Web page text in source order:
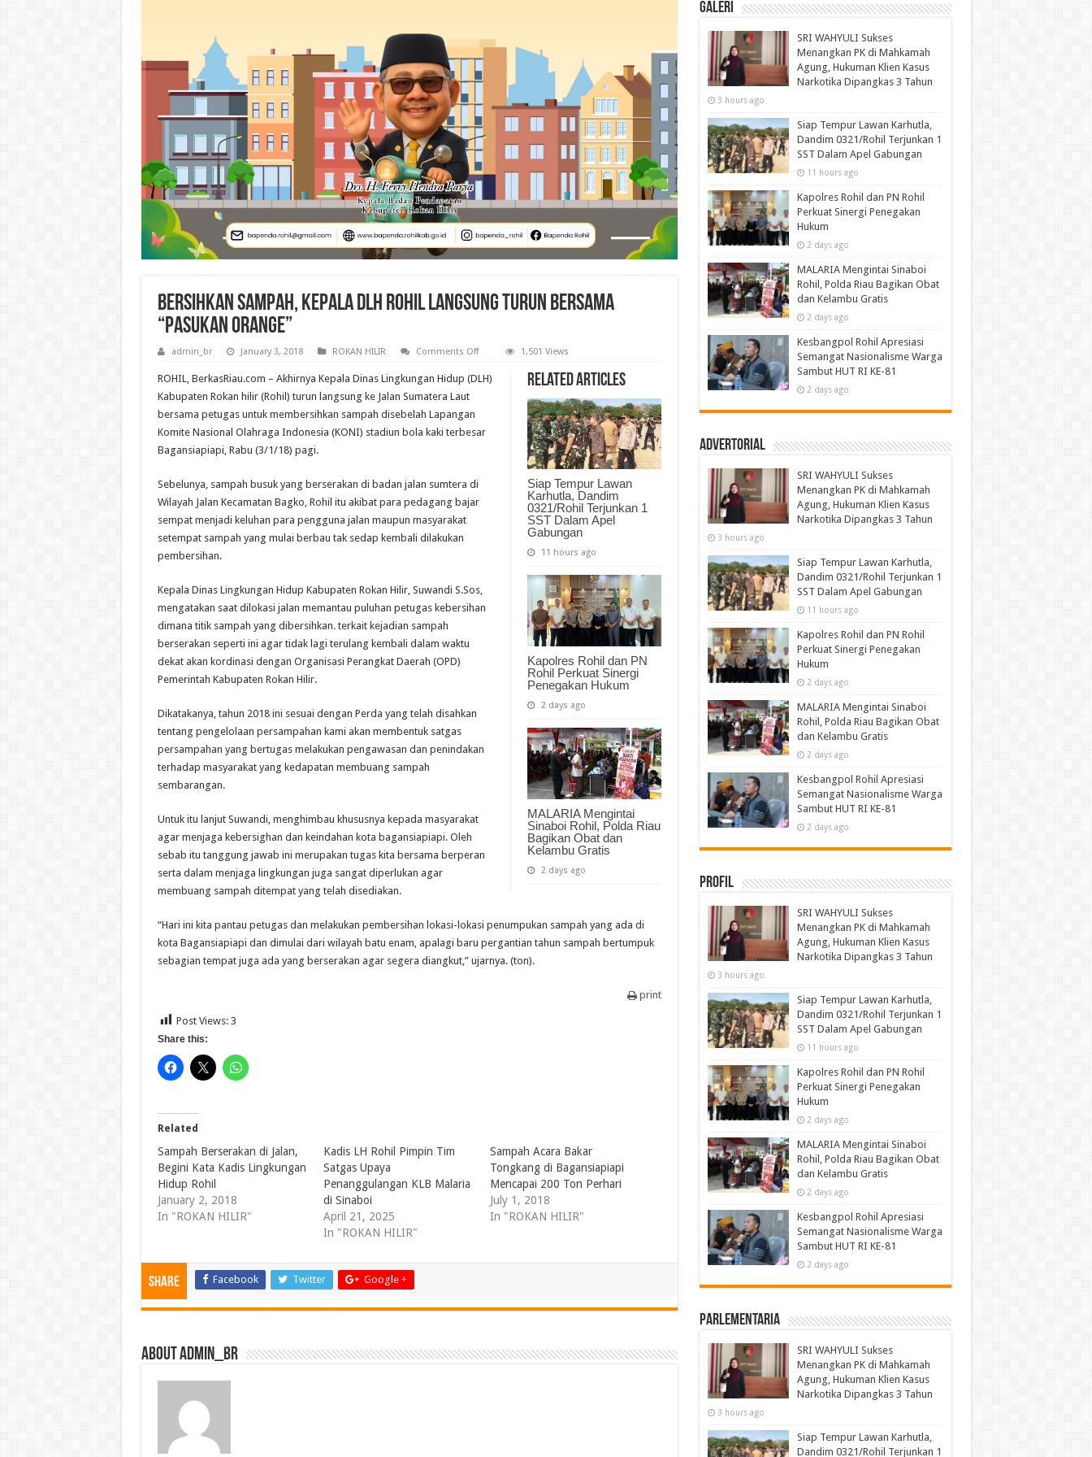
Bersihkan Sampah, Kepala DLH Rohil Langsung Turun Bersama
“Pasukan Orange”
admin_br January 3, 2018 ROKAN HILIR Comments Offon
Kepala
Bersama
1,501 Views
Related Articles
Siap Tempur Lawan
Karhutla, Dandim
0321/Rohil Terjunkan 1
SST Dalam Apel
Gabungan
11 hours ago
Kapolres Rohil dan PN
Rohil Perkuat Sinergi
Penegakan Hukum
2 days ago
MALARIA Mengintai
Sinaboi Rohil, Polda Riau
Bagikan Obat dan
Kelambu Gratis
2 days ago
ROHIL, BerkasRiau.com – Akhirnya Kepala Dinas Lingkungan Hidup (DLH)
Kabupaten Rokan hilir (Rohil) turun langsung ke Jalan Sumatera Laut
bersama petugas untuk membersihkan sampah disebelah Lapangan
Komite Nasional Olahraga Indonesia (KONI) stadiun bola kaki terbesar
Bagansiapiapi, Rabu (3/1/18) pagi.
Sebelunya, sampah busuk yang berserakan di badan jalan sumtera di
Wilayah Jalan Kecamatan Bagko, Rohil itu akibat para pedagang bajar
sempat menjadi keluhan para pengguna jalan maupun masyarakat
setempat sampah yang mulai berbau tak sedap kembali dilakukan
pembersihan.
Kepala Dinas Lingkungan Hidup Kabupaten Rokan Hilir, Suwandi S.Sos,
mengatakan saat dilokasi jalan memantau puluhan petugas kebersihan
dimana titik sampah yang dibersihkan. terkait kejadian sampah
berserakan seperti ini agar tidak lagi terulang kembali dalam waktu
dekat akan kordinasi dengan Organisasi Perangkat Daerah (OPD)
Pemerintah Kabupaten Rokan Hilir.
Dikatakanya, tahun 2018 ini sesuai dengan Perda yang telah disahkan
tentang pengelolaan persampahan kami akan membentuk satgas
persampahan yang bertugas melakukan pengawasan dan penindakan
terhadap masyarakat yang kedapatan membuang sampah
sembarangan.
Untuk itu lanjut Suwandi, menghimbau khususnya kepada masyarakat
agar menjaga kebersighan dan keindahan kota bagansiapiapi. Oleh
sebab itu tanggung jawab ini merupakan tugas kita bersama berperan
serta dalam menjaga lingkungan juga sangat diperlukan agar
membuang sampah ditempat yang telah disediakan.
“Hari ini kita pantau petugas dan melakukan pembersihan lokasi-lokasi penumpukan sampah yang ada di
kota Bagansiapiapi dan dimulai dari wilayah batu enam, apalagi baru pergantian tahun sampah bertumpuk
sebagian tempat juga ada yang berserakan agar segera diangkut,” ujarnya. (ton).
print
Post Views: 3
Share this:
Related
Sampah Berserakan di Jalan,
Begini Kata Kadis Lingkungan
Hidup Rohil
January 2, 2018
In "ROKAN HILIR"
Kadis LH Rohil Pimpin Tim
Satgas Upaya
Penanggulangan KLB Malaria
di Sinaboi ‎
April 21, 2025
In "ROKAN HILIR"
Sampah Acara Bakar
Tongkang di Bagansiapiapi
Mencapai 200 Ton Perhari
July 1, 2018
In "ROKAN HILIR"
Share Facebook Twitter Google +
About admin_br
Galeri
SRI WAHYULI Sukses
Menangkan PK di Mahkamah
Agung, Hukuman Klien Kasus
Narkotika Dipangkas 3 Tahun
3 hours ago
Siap Tempur Lawan Karhutla,
Dandim 0321/Rohil Terjunkan 1
SST Dalam Apel Gabungan
11 hours ago
Kapolres Rohil dan PN Rohil
Perkuat Sinergi Penegakan
Hukum
2 days ago
MALARIA Mengintai Sinaboi
Rohil, Polda Riau Bagikan Obat
dan Kelambu Gratis
2 days ago
Kesbangpol Rohil Apresiasi
Semangat Nasionalisme Warga
Sambut HUT RI KE-81
2 days ago
Advertorial
SRI WAHYULI Sukses
Menangkan PK di Mahkamah
Agung, Hukuman Klien Kasus
Narkotika Dipangkas 3 Tahun
3 hours ago
Siap Tempur Lawan Karhutla,
Dandim 0321/Rohil Terjunkan 1
SST Dalam Apel Gabungan
11 hours ago
Kapolres Rohil dan PN Rohil
Perkuat Sinergi Penegakan
Hukum
2 days ago
MALARIA Mengintai Sinaboi
Rohil, Polda Riau Bagikan Obat
dan Kelambu Gratis
2 days ago
Kesbangpol Rohil Apresiasi
Semangat Nasionalisme Warga
Sambut HUT RI KE-81
2 days ago
Profil
SRI WAHYULI Sukses
Menangkan PK di Mahkamah
Agung, Hukuman Klien Kasus
Narkotika Dipangkas 3 Tahun
3 hours ago
Siap Tempur Lawan Karhutla,
Dandim 0321/Rohil Terjunkan 1
SST Dalam Apel Gabungan
11 hours ago
Kapolres Rohil dan PN Rohil
Perkuat Sinergi Penegakan
Hukum
2 days ago
MALARIA Mengintai Sinaboi
Rohil, Polda Riau Bagikan Obat
dan Kelambu Gratis
2 days ago
Kesbangpol Rohil Apresiasi
Semangat Nasionalisme Warga
Sambut HUT RI KE-81
2 days ago
Parlementaria
SRI WAHYULI Sukses
Menangkan PK di Mahkamah
Agung, Hukuman Klien Kasus
Narkotika Dipangkas 3 Tahun
3 hours ago
Siap Tempur Lawan Karhutla,
Dandim 0321/Rohil Terjunkan 1